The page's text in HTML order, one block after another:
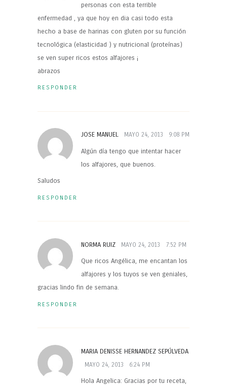
personas con esta terrible
enfermedad , ya que hoy en dia casi todo esta
hecho a base de harinas con gluten por su función
tecnológica (elasticidad ) y nutricional (proteínas)
se ven super ricos estos alfajores ¡
abrazos
RESPONDER
JOSE MANUEL MAYO 24, 2013 9:08 PM
Algún día tengo que intentar hacer
los alfajores, que buenos.
Saludos
RESPONDER
NORMA RUIZ MAYO 24, 2013 7:52 PM
Que ricos Angélica, me encantan los
alfajores y los tuyos se ven geniales,
gracias lindo fin de semana.
RESPONDER
MARIA DENISSE HERNANDEZ SEPÚLVEDA
MAYO 24, 2013 6:24 PM
Hola Angelica: Gracias por tu receta,